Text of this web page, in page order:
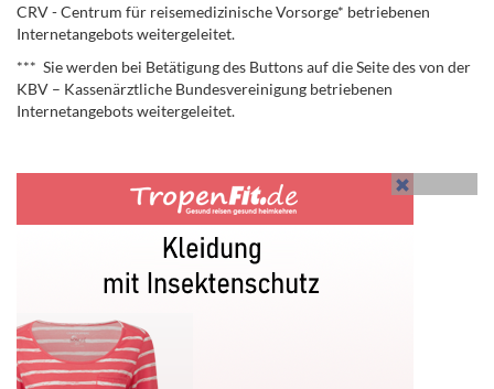
CRV - Centrum für reisemedizinische Vorsorge* betriebenen
Internetangebots weitergeleitet.
*** Sie werden bei Betätigung des Buttons auf die Seite des von der
KBV – Kassenärztliche Bundesvereinigung betriebenen
Internetangebots weitergeleitet.